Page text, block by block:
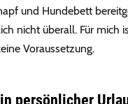
und Hundebett
nicht überall. Für mich
Voraussetzung.
persönlicher